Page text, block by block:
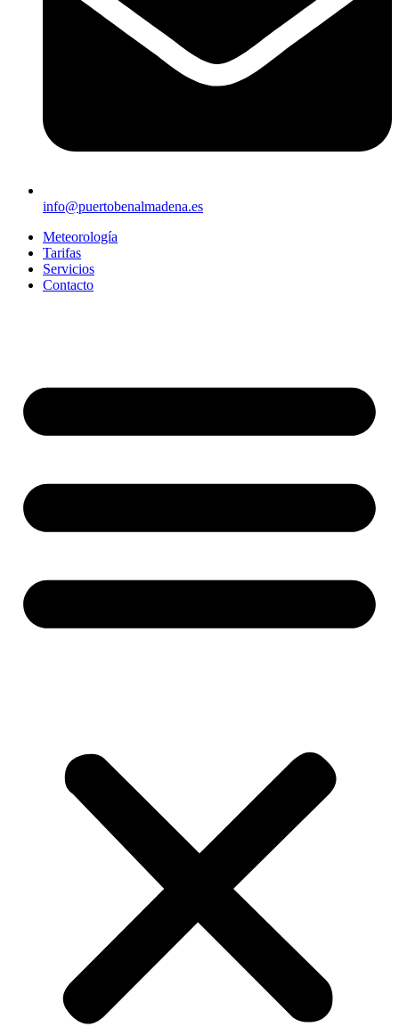
info@puertobenalmadena.es
Meteorología
Tarifas
Servicios
Contacto